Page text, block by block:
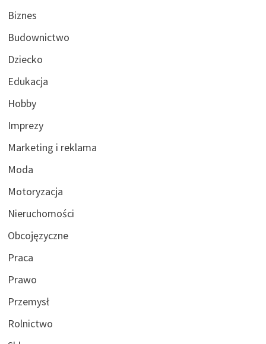
Biznes
Budownictwo
Dziecko
Edukacja
Hobby
Imprezy
Marketing i reklama
Moda
Motoryzacja
Nieruchomości
Obcojęzyczne
Praca
Prawo
Przemysł
Rolnictwo